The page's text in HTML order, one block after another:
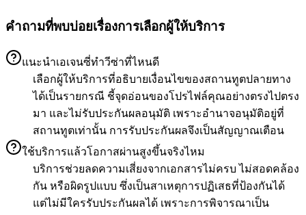
คำถามที่พบบ่อยเรื่องการเลือกผู้ให้บริการ
แนะนำเอเจนซี่ทำวีซ่าที่ไหนดี
เลือกผู้ให้บริการที่อธิบายเงื่อนไขของสถานทูตปลายทาง
ได้เป็นรายกรณี ชี้จุดอ่อนของโปรไฟล์คุณอย่างตรงไปตรง
มา และไม่รับประกันผลอนุมัติ เพราะอำนาจอนุมัติอยู่ที่
สถานทูตเท่านั้น การรับประกันผลจึงเป็นสัญญาณเตือน
ใช้บริการแล้วโอกาสผ่านสูงขึ้นจริงไหม
บริการช่วยลดความเสี่ยงจากเอกสารไม่ครบ ไม่สอดคล้อง
กัน หรือผิดรูปแบบ ซึ่งเป็นสาเหตุการปฏิเสธที่ป้องกันได้
แต่ไม่มีใครรับประกันผลได้ เพราะการพิจารณาเป็น